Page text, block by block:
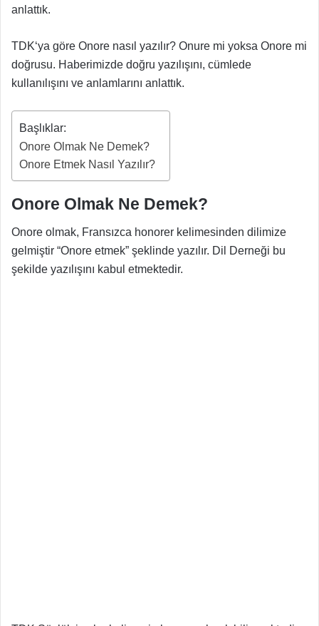
anlattık.
TDK‘ya göre Onore nasıl yazılır? Onure mi yoksa Onore mi
doğrusu. Haberimizde doğru yazılışını, cümlede
kullanılışını ve anlamlarını anlattık.
Başlıklar:
Onore Olmak Ne Demek?
Onore Etmek Nasıl Yazılır?
Onore Olmak Ne Demek?
Onore olmak, Fransızca honorer kelimesinden dilimize
gelmiştir “Onore etmek” şeklinde yazılır. Dil Derneği bu
şekilde yazılışını kabul etmektedir.